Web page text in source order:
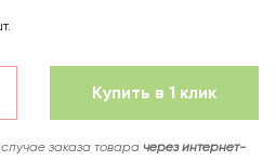
Купить в 1 клик
заказа товара через интернет-